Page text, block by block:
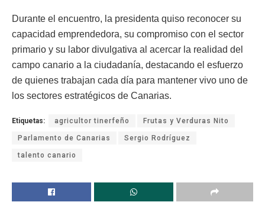
Durante el encuentro, la presidenta quiso reconocer su
capacidad emprendedora, su compromiso con el sector
primario y su labor divulgativa al acercar la realidad del
campo canario a la ciudadanía, destacando el esfuerzo
de quienes trabajan cada día para mantener vivo uno de
los sectores estratégicos de Canarias.
Etiquetas: agricultor tinerfeño Frutas y Verduras Nito
Parlamento de Canarias Sergio Rodríguez
talento canario